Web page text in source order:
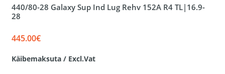
440/80-28 Galaxy Sup Ind Lug Rehv 152A R4 TL|16.9-
28
445.00€
Käibemaksuta / Excl.Vat